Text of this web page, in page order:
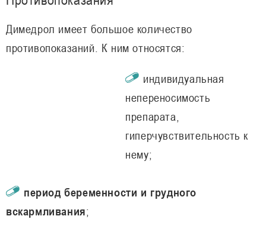
Димедрол имеет большое количество
противопоказаний. К ним относятся:
индивидуальная
непереносимость
препарата,
гиперчувствительность к
нему;
период беременности и грудного
вскармливания;